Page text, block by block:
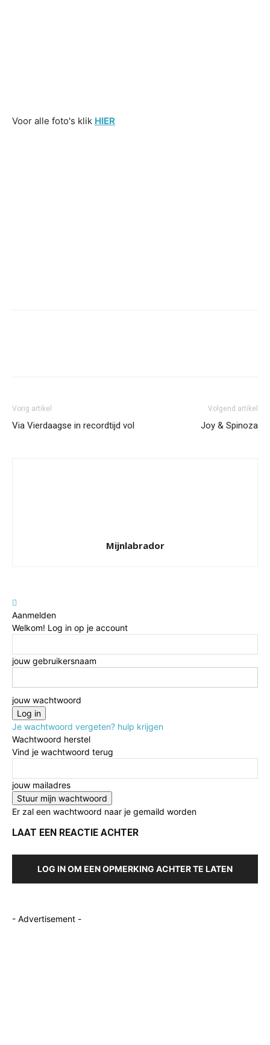
Voor alle foto's klik HIER
Vorig artikel
Via Vierdaagse in recordtijd vol
Volgend artikel
Joy & Spinoza
Mijnlabrador
Aanmelden
Welkom! Log in op je account
jouw gebruikersnaam
jouw wachtwoord
Je wachtwoord vergeten? hulp krijgen
Wachtwoord herstel
Vind je wachtwoord terug
jouw mailadres
Er zal een wachtwoord naar je gemaild worden
LAAT EEN REACTIE ACHTER
LOG IN OM EEN OPMERKING ACHTER TE LATEN
- Advertisement -